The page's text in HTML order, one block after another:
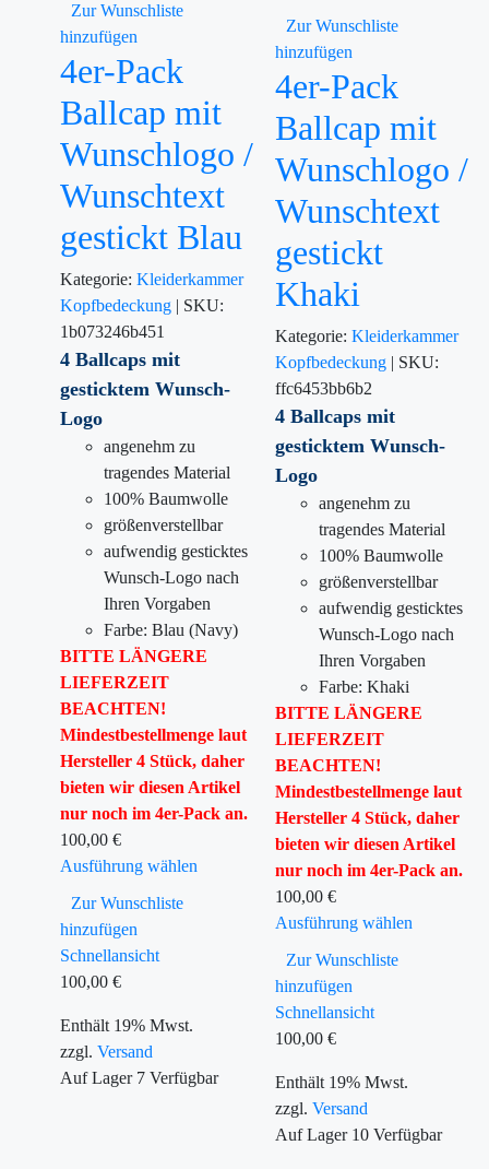
Zur Wunschliste
hinzufügen
4er-Pack
Ballcap mit
Wunschlogo /
Wunschtext
gestickt Blau
Kategorie: Kleiderkammer
Kopfbedeckung | SKU:
1b073246b451
4 Ballcaps mit
gesticktem Wunsch-
Logo
angenehm zu
tragendes Material
100% Baumwolle
größenverstellbar
aufwendig gesticktes
Wunsch-Logo nach
Ihren Vorgaben
Farbe: Blau (Navy)
BITTE LÄNGERE
LIEFERZEIT
BEACHTEN!
Mindestbestellmenge laut
Hersteller 4 Stück, daher
bieten wir diesen Artikel
nur noch im 4er-Pack an.
100,00 €
Ausführung wählen
Zur Wunschliste
hinzufügen
Schnellansicht
100,00 €
Enthält 19% Mwst.
zzgl. Versand
Auf Lager7 Verfügbar
Zur Wunschliste
hinzufügen
4er-Pack
Ballcap mit
Wunschlogo /
Wunschtext
gestickt
Khaki
Kategorie: Kleiderkammer
Kopfbedeckung | SKU:
ffc6453bb6b2
4 Ballcaps mit
gesticktem Wunsch-
Logo
angenehm zu
tragendes Material
100% Baumwolle
größenverstellbar
aufwendig gesticktes
Wunsch-Logo nach
Ihren Vorgaben
Farbe: Khaki
BITTE LÄNGERE
LIEFERZEIT
BEACHTEN!
Mindestbestellmenge laut
Hersteller 4 Stück, daher
bieten wir diesen Artikel
nur noch im 4er-Pack an.
100,00 €
Ausführung wählen
Zur Wunschliste
hinzufügen
Schnellansicht
100,00 €
Enthält 19% Mwst.
zzgl. Versand
Auf Lager10 Verfügbar